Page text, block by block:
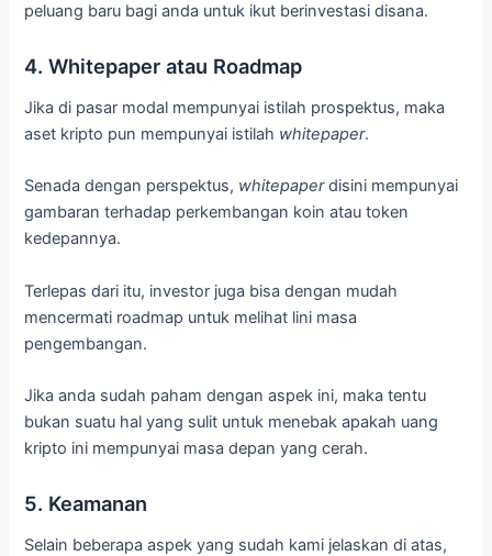
peluang baru bagi anda untuk ikut berinvestasi disana.
4. Whitepaper atau Roadmap
Jika di pasar modal mempunyai istilah prospektus, maka
aset kripto pun mempunyai istilah whitepaper.
Senada dengan perspektus, whitepaperdisini mempunyai
gambaran terhadap perkembangan koin atau token
kedepannya.
Terlepas dari itu, investor juga bisa dengan mudah
mencermati roadmap untuk melihat lini masa
pengembangan.
Jika anda sudah paham dengan aspek ini, maka tentu
bukan suatu hal yang sulit untuk menebak apakah uang
kripto ini mempunyai masa depan yang cerah.
5. Keamanan
Selain beberapa aspek yang sudah kami jelaskan di atas,